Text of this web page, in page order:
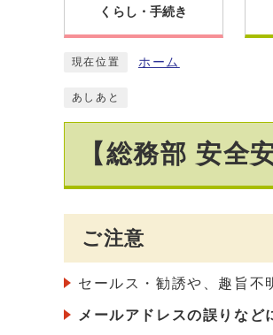
くらし・手続き
現在位置 ホーム
あしあと
【総務部 安全
ご注意
セールス・勧誘や、趣旨不
メールアドレスの誤りなど